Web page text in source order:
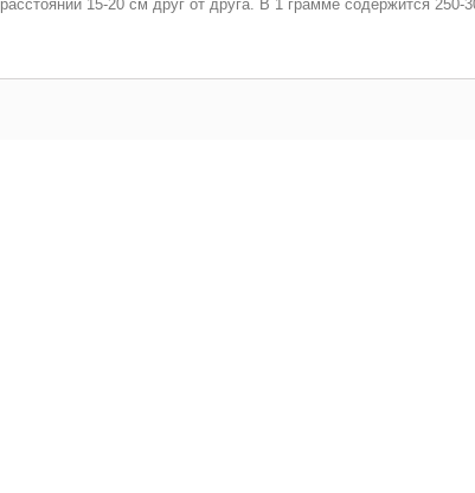
15-20 см друг от друга. В 1 грамме содержится 250-